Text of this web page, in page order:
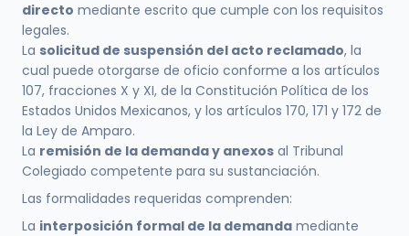
directo mediante escrito que cumple con los requisitos
legales.
La solicitud de suspensión del acto reclamado, la
cual puede otorgarse de oficio conforme a los artículos
107, fracciones X y XI, de la Constitución Política de los
Estados Unidos Mexicanos, y los artículos 170, 171 y 172 de
la Ley de Amparo.
La remisión de la demanda y anexos al Tribunal
Colegiado competente para su sustanciación.
Las formalidades requeridas comprenden:
La interposición formal de la demanda mediante